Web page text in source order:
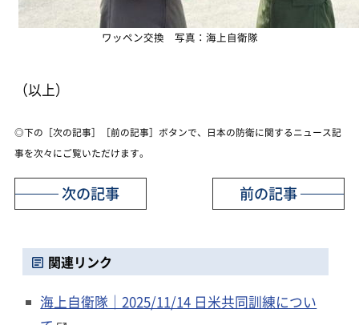
ワッペン交換 写真：海上自衛隊
（以上）
◎下の［次の記事］［前の記事］ボタンで、日本の防衛に関するニュース記
事を次々にご覧いただけます。
前の記事
次の記事
関連リンク
海上自衛隊｜2025/11/14 日米共同訓練につい